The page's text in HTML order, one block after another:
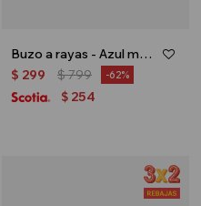
Buzo a rayas - Azul marino
$ 299 $799 62
$ 254